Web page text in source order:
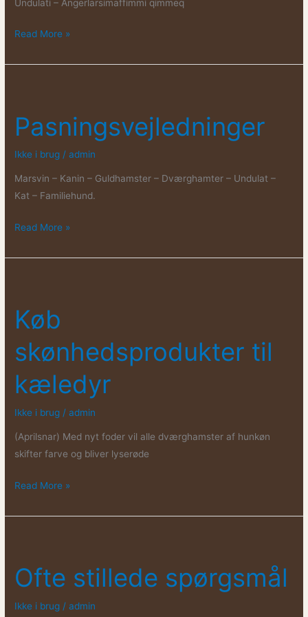
Undulati – Angerlarsimaffimmi qimmeq
Qanoq
ilitsersuutit
Read More »
Pasningsvejledninger
Ikke i brug /admin
Marsvin – Kanin – Guldhamster – Dværghamter – Undulat –
Kat – Familiehund.
Pasningsvejledninger
Read More »
Køb
skønhedsprodukter til
kæledyr
Ikke i brug /admin
(Aprilsnar) Med nyt foder vil alle dværghamster af hunkøn
skifter farve og bliver lyserøde
Køb
til
Read More »
Ofte stillede spørgsmål
Ikke i brug /admin